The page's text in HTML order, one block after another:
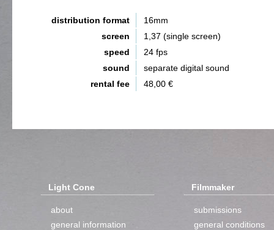
distribution format
16mm
screen
1,37 (single screen)
speed
24 fps
sound
separate digital sound
rental fee
48,00 €
Light Cone
about
general information
Filmmaker
submissions
general conditions